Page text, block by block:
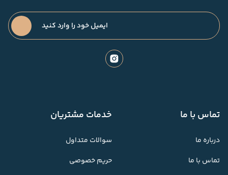
تماس با ما
درباره ما
تماس با ما
خدمات مشتریان
سوالات متداول
حریم خصوصی